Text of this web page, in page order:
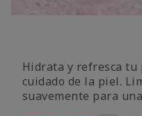
Hidrata y refresca tu
cuidado de la piel.
suavemente para